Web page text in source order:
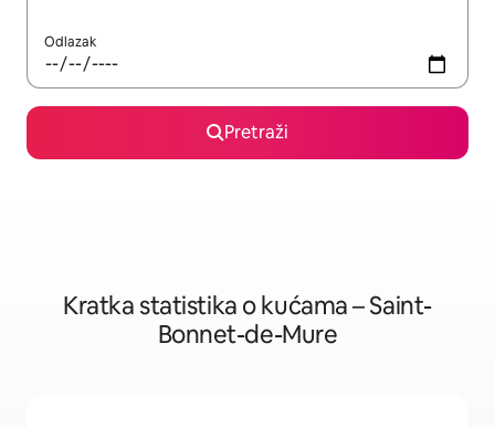
Odlazak
Pretraži
Kratka statistika o kućama – Saint-
Bonnet-de-Mure